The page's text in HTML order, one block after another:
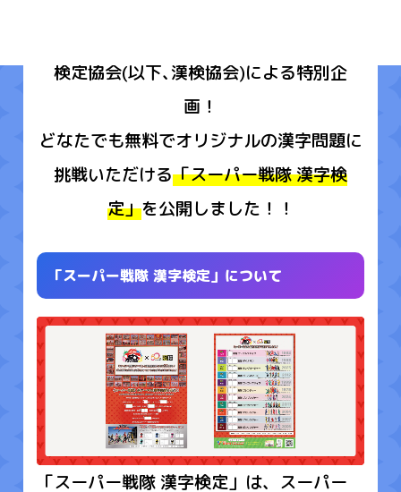
検定協会(以下､漢検協会)による特別企
画！
どなたでも無料でオリジナルの漢字問題に
挑戦いただける「スーパー戦隊 漢字検
定」を公開しました！！
「スーパー戦隊 漢字検定」について
「スーパー戦隊 漢字検定」は、スーパー